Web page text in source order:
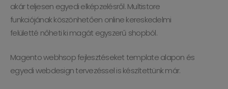
akár teljesen egyedi elképzelésről. Multistore
funkciójának köszönhetően online kereskedelmi
felületté nőheti ki magát egyszerű shopból.
Magento webhsop fejlesztéseket template alapon és
egyedi webdesign tervezéssel is készítettünk már.